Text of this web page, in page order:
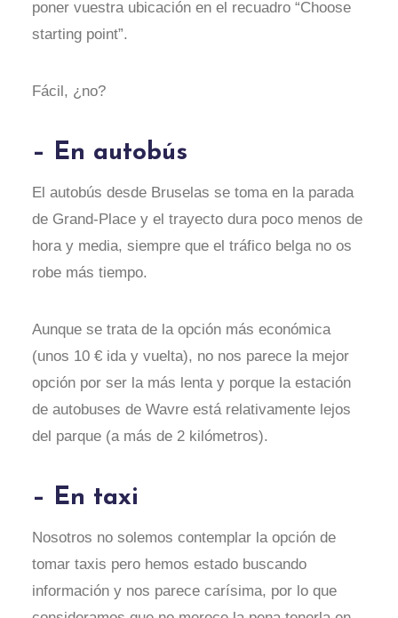
poner vuestra ubicación en el recuadro “Choose
starting point”.
Fácil, ¿no?
– En autobús
El autobús desde Bruselas se toma en la parada
de Grand-Place y el trayecto dura poco menos de
hora y media, siempre que el tráfico belga no os
robe más tiempo.
Aunque se trata de la opción más económica
(unos 10 € ida y vuelta), no nos parece la mejor
opción por ser la más lenta y porque la estación
de autobuses de Wavre está relativamente lejos
del parque (a más de 2 kilómetros).
– En taxi
Nosotros no solemos contemplar la opción de
tomar taxis pero hemos estado buscando
información y nos parece carísima, por lo que